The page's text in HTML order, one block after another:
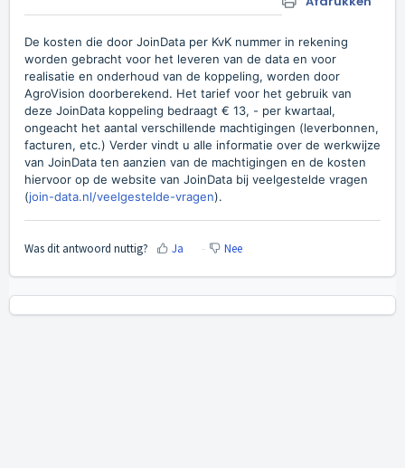
De kosten die door JoinData per KvK nummer in rekening
worden gebracht voor het leveren van de data en voor
realisatie en onderhoud van de koppeling, worden door
AgroVision doorberekend. Het tarief voor het gebruik van
deze JoinData koppeling bedraagt € 13, - per kwartaal,
ongeacht het aantal verschillende machtigingen (leverbonnen,
facturen, etc.) Verder vindt u alle informatie over de werkwijze
van JoinData ten aanzien van de machtigingen en de kosten
hiervoor op de website van JoinData bij veelgestelde vragen
(join-data.nl/veelgestelde-vragen).
Was dit antwoord nuttig? Ja Nee